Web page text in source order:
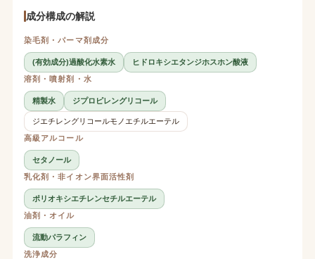
成分構成の解説
染毛剤・パーマ剤成分
(有効成分)過酸化水素水
ヒドロキシエタンジホスホン酸液
溶剤・噴射剤・水
精製水 ジプロピレングリコール
ジエチレングリコールモノエチルエーテル
高級アルコール
セタノール
乳化剤・非イオン界面活性剤
ポリオキシエチレンセチルエーテル
油剤・オイル
流動パラフィン
洗浄成分